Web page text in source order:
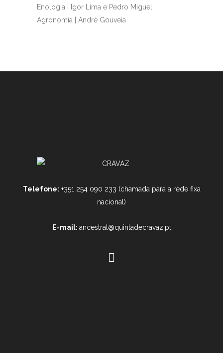
Enologia | Igor Lima e Pedro Miguel
Agronomia | André Gouveia
Telefone: +351 254 090 233 (chamada para a rede fixa
nacional)
E-mail: ancestral@quintadecravaz.pt